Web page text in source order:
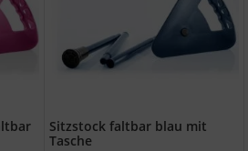
Sitzstock faltbar blau mit
Tasche